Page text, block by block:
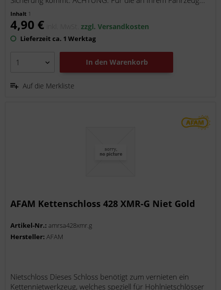
Inhalt 1
4,90 € inkl. MwSt.zzgl. Versandkosten
Lieferzeit ca. 1 Werktag
In den Warenkorb
Auf die Merkliste
AFAM Kettenschloss 428 XMR-G Niet Gold
Artikel-Nr.: amrsa428xmr.g
Hersteller:AFAM
Nietschloss Dieses Schloss benötigt zum vernieten ein
Kettennietwerkzeug, welches speziell für Hohlnietschlösser